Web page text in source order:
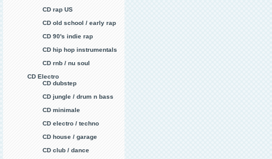
CD rap US
CD old school / early rap
CD 90's indie rap
CD hip hop instrumentals
CD rnb / nu soul
CD Electro
CD dubstep
CD jungle / drum n bass
CD minimale
CD electro / techno
CD house / garage
CD club / dance